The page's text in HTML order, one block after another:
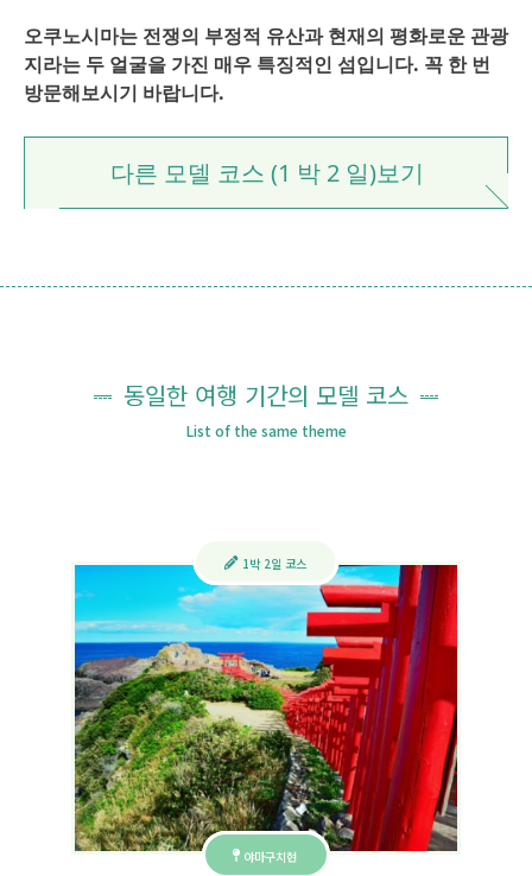
오쿠노시마는 전쟁의 부정적 유산과 현재의 평화로운 관광
지라는 두 얼굴을 가진 매우 특징적인 섬입니다. 꼭 한 번
방문해보시기 바랍니다.
다른 모델 코스 (1 박 2 일)보기
동일한 여행 기간의 모델 코스
List of the same theme
야마구치현
1박 2일 코스